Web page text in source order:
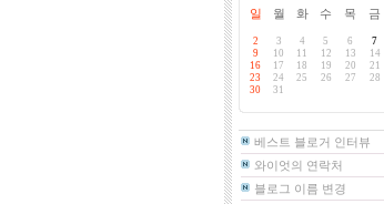
일 월 화 수 목 금
2
3 4 5 6 7
9
10 11 12 13 14
16
17 18 19 20 21
23
24 25 26 27 28
30
31
베스트 블로거 인터뷰
와이엇의 연락처
블로그 이름 변경